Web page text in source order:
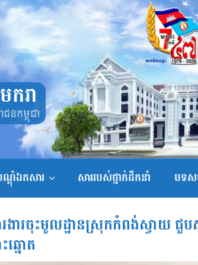
រា
នកម្ពុជា
តុំឯកសារ សាររបស់ថ្នាក់ដឹកនាំ បទស
រងារចុះមូលដ្ឋានស្រុកកំពង់ស្វា
ឆ្នោត